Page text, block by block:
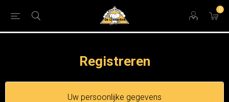
0
Registreren
Uw persoonlijke gegevens